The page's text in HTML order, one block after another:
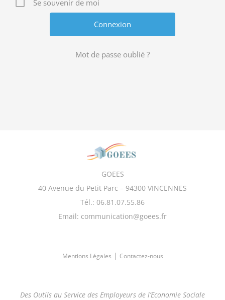
Se souvenir de moi
Mot de passe oublié ?
GOEES
40 Avenue du Petit Parc – 94300 VINCENNES
Tél.: 06.81.07.55.86
Email: communication@goees.fr
Mentions Légales | Contactez-nous
Des Outils au Service des Employeurs de l’Economie Sociale